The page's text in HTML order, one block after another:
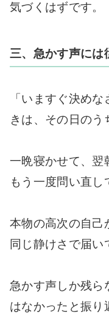
気づくはずです。
三、急かす声には
「いますぐ決め
きは、その日のう
一晩寝かせて、翌
もう一度問い直し
本物の高次の自己
同じ静けさで届い
急かす声しか残ら
はなかったと振り